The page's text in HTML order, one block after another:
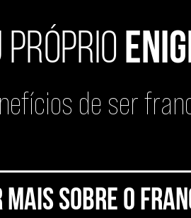
próprio
de ser
mais sobre o